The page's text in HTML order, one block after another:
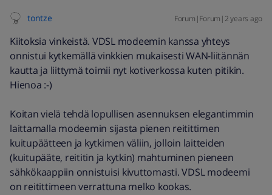
tontze Forum|Forum|2 years ago
Kiitoksia vinkeistä. VDSL modeemin kanssa yhteys
onnistui kytkemällä vinkkien mukaisesti WAN-liitännän
kautta ja liittymä toimii nyt kotiverkossa kuten pitikin.
Hienoa :-)
Koitan vielä tehdä lopullisen asennuksen elegantimmin
laittamalla modeemin sijasta pienen reitittimen
kuitupäätteen ja kytkimen väliin, jolloin laitteiden
(kuitupääte, reititin ja kytkin) mahtuminen pieneen
sähkökaappiin onnistuisi kivuttomasti. VDSL modeemi
on reitittimeen verrattuna melko kookas.